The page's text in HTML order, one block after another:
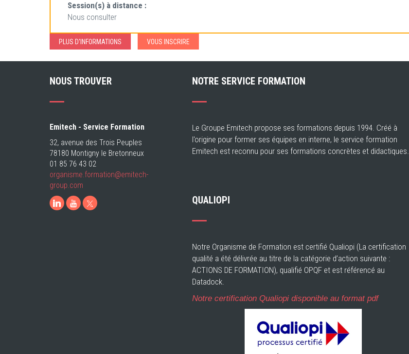
Session(s) à distance :
Nous consulter
PLUS D'INFORMATIONS VOUS INSCRIRE
NOUS TROUVER
Emitech - Service Formation
32, avenue des Trois Peuples
78180 Montigny le Bretonneux
01 85 76 43 02
organisme.formation@emitech-
group.com
LinkedIn
Youtube
NOTRE SERVICE FORMATION
Le Groupe Emitech propose ses formations depuis 1994. Créé à
l'origine pour former ses équipes en interne, le service formation
Emitech est reconnu pour ses formations concrètes et didactiques.
QUALIOPI
Notre Organisme de Formation est certifié Qualiopi (La certification
qualité a été délivrée au titre de la catégorie d’action suivante :
ACTIONS DE FORMATION), qualifié OPQF et est référencé au
Datadock.
Notre certification Qualiopi disponible au format pdf